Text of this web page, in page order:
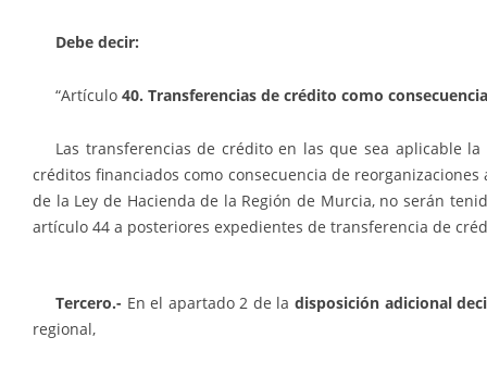
Debe decir:
“Artículo 40. Transferencias de crédito como
Las transferencias de crédito en las que sea aplicable
créditos financiados como consecuencia de
de la Ley de Hacienda de la Región de Murcia, no serán
artículo 44 a posteriores expedientes de transferencia de
Tercero.- En el apartado 2 de ladisposición adicional
regional,